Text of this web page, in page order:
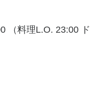
（料理L.O. 23:00 ド